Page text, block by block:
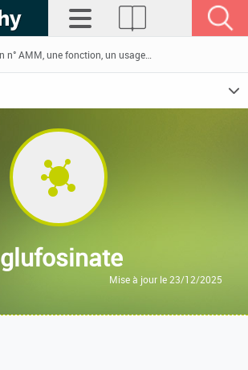
glufosinate
Mise à jour le 23/12/2025